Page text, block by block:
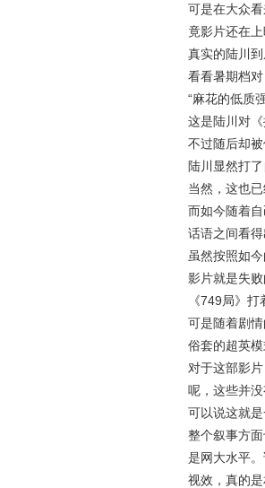
可是在大众
竟影片还在上
真实的陆川
看看暑期档
“麻花的低质
这是陆川对《
不过随后却
陆川显然打了
当然，这也
而如今随着
话语之间看得
虽然按照如
影片就是失败
《749局》
可是随着剧
俗套的超英模
对于这部影
呢，这些并没
可以说这就是
整个叙事方
是网大水平
视效，真的是